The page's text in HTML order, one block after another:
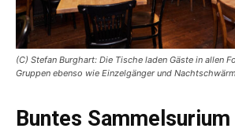
(C) Stefan Burghart: Die Tische laden Gäste in allen
Gruppen ebenso wie Einzelgänger und
Buntes Sammelsurium